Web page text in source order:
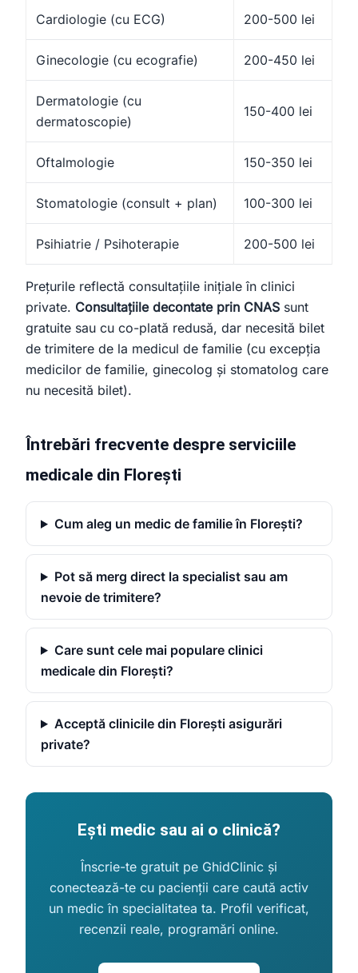
Cardiologie (cu ECG) 200-500 lei
Ginecologie (cu ecografie) 200-450 lei
Dermatologie (cu
dermatoscopie)
150-400 lei
Oftalmologie 150-350 lei
Stomatologie (consult + plan) 100-300 lei
Psihiatrie / Psihoterapie 200-500 lei
Prețurile reflectă consultațiile inițiale în clinici
private. Consultațiile decontate prin CNAS sunt
gratuite sau cu co-plată redusă, dar necesită bilet
de trimitere de la medicul de familie (cu excepția
medicilor de familie, ginecolog și stomatolog care
nu necesită bilet).
Întrebări frecvente despre serviciile
medicale din Florești
Cum aleg un medic de familie în Florești?
Pot să merg direct la specialist sau am
nevoie de trimitere?
Care sunt cele mai populare clinici
medicale din Florești?
Acceptă clinicile din Florești asigurări
private?
Ești medic sau ai o clinică?
Înscrie-te gratuit pe GhidClinic și
conectează-te cu pacienții care caută activ
un medic în specialitatea ta. Profil verificat,
recenzii reale, programări online.